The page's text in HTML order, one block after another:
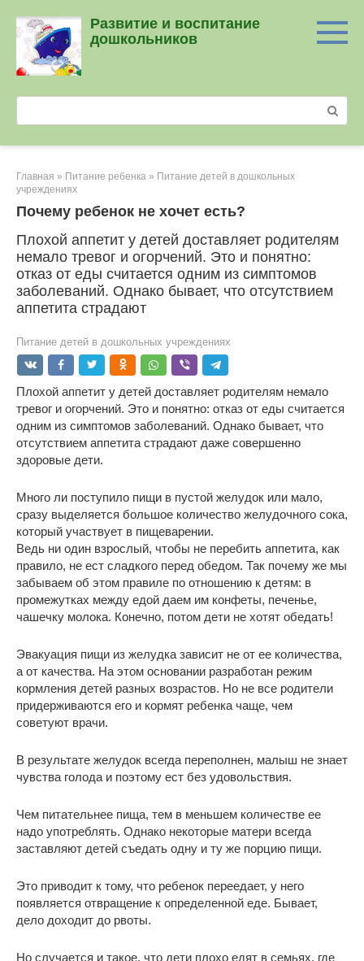
контенту
Развитие и воспитание
дошкольников
Главная » Питание ребенка » Питание детей в дошкольных
учреждениях
Почему ребенок не хочет есть?
Плохой аппетит у детей доставляет родителям
немало тревог и огорчений. Это и понятно:
отказ от еды считается одним из симптомов
заболеваний. Однако бывает, что отсутствием
аппетита страдают
Питание детей в дошкольных учреждениях
Плохой аппетит у детей доставляет родителям немало
тревог и огорчений. Это и понятно: отказ от еды считается
одним из симптомов заболеваний. Однако бывает, что
отсутствием аппетита страдают даже совершенно
здоровые дети.
Много ли поступило пищи в пустой желудок или мало,
сразу выделяется большое количество желудочного сока,
который участвует в пищеварении.
Ведь ни один взрослый, чтобы не перебить аппетита, как
правило, не ест сладкого перед обедом. Так почему же мы
забываем об этом правиле по отношению к детям: в
промежутках между едой даем им конфеты, печенье,
чашечку молока. Конечно, потом дети не хотят обедать!
Эвакуация пищи из желудка зависит не от ее количества,
а от качества. На этом основании разработан режим
кормления детей разных возрастов. Но не все родители
придерживаются его и кормят ребенка чаще, чем
советуют врачи.
В результате желудок всегда переполнен, малыш не знает
чувства голода и поэтому ест без удовольствия.
Чем питательнее пища, тем в меньшем количестве ее
надо употреблять. Однако некоторые матери всегда
заставляют детей съедать одну и ту же порцию пищи.
Это приводит к тому, что ребенок переедает, у него
появляется отвращение к определенной еде. Бывает,
дело доходит до рвоты.
Но случается и такое, что дети плохо едят в семьях, где